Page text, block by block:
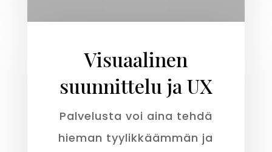
Visuaalinen
suunnittelu ja UX
Palvelusta voi aina tehdä
hieman tyylikkäämmän ja